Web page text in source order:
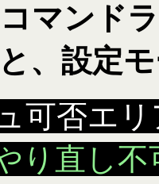
マンド
、設定
可否エ
り直し不